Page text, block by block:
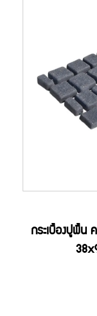
กระเบื้องปูพื้น